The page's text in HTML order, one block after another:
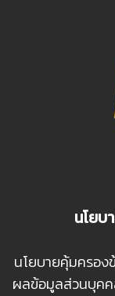
นโยบ
นโยบายคุ้มครอง
ผลข้อมูลส่วนบุคค